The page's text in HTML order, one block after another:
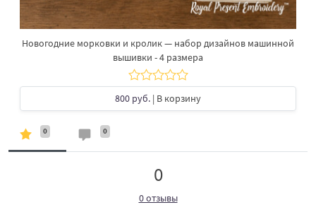
Новогодние морковки и кролик — набор дизайнов машинной
вышивки - 4 размера
800 руб. | В корзину
0 0
0
0 отзывы